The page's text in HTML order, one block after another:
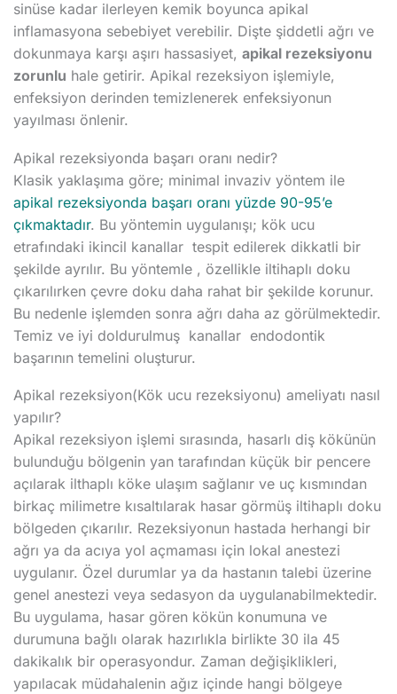
sinüse kadar ilerleyen kemik boyunca apikal
inflamasyona sebebiyet verebilir. Dişte şiddetli ağrı ve
dokunmaya karşı aşırı hassasiyet, apikal rezeksiyonu
zorunlu hale getirir. Apikal rezeksiyon işlemiyle,
enfeksiyon derinden temizlenerek enfeksiyonun
yayılması önlenir.
Apikal rezeksiyonda başarı oranı nedir?
Klasik yaklaşıma göre; minimal invaziv yöntem ile
apikal rezeksiyonda başarı oranı yüzde 90-95’e
çıkmaktadır. Bu yöntemin uygulanışı; kök ucu
etrafındaki ikincil kanallar tespit edilerek dikkatli bir
şekilde ayrılır. Bu yöntemle , özellikle iltihaplı doku
çıkarılırken çevre doku daha rahat bir şekilde korunur.
Bu nedenle işlemden sonra ağrı daha az görülmektedir.
Temiz ve iyi doldurulmuş kanallar endodontik
başarının temelini oluşturur.
Apikal rezeksiyon(Kök ucu rezeksiyonu) ameliyatı nasıl
yapılır?
Apikal rezeksiyon işlemi sırasında, hasarlı diş kökünün
bulunduğu bölgenin yan tarafından küçük bir pencere
açılarak ilthaplı köke ulaşım sağlanır ve uç kısmından
birkaç milimetre kısaltılarak hasar görmüş iltihaplı doku
bölgeden çıkarılır. Rezeksiyonun hastada herhangi bir
ağrı ya da acıya yol açmaması için lokal anestezi
uygulanır. Özel durumlar ya da hastanın talebi üzerine
genel anestezi veya sedasyon da uygulanabilmektedir.
Bu uygulama, hasar gören kökün konumuna ve
durumuna bağlı olarak hazırlıkla birlikte 30 ila 45
dakikalık bir operasyondur. Zaman değişiklikleri,
yapılacak müdahalenin ağız içinde hangi bölgeye